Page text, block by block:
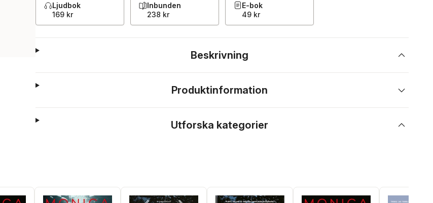
Ljudbok
169 kr
Inbunden
238 kr
E-bok
49 kr
Beskrivning
Produktinformation
Utforska kategorier